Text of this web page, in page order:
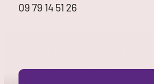
09 79 14 51 26